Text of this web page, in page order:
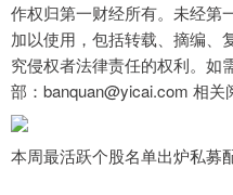
作权归第一财经所有。未经第
加以使用，包括转载、摘编、
究侵权者法律责任的权利。如
部：banquan@yicai.com 相关
本周最活跃个股名单出炉私募